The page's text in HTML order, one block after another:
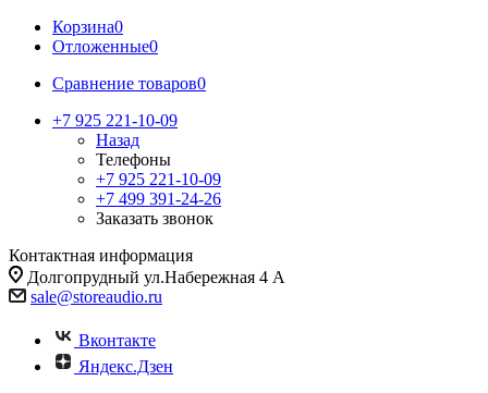
Корзина0
Отложенные0
Сравнение товаров0
+7 925 221-10-09
Назад
Телефоны
+7 925 221-10-09
+7 499 391-24-26
Заказать звонок
Контактная информация
Долгопрудный ул.Набережная 4 А
sale@storeaudio.ru
Вконтакте
Яндекс.Дзен